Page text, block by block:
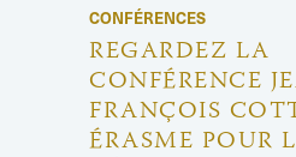
CONFÉRENCES
REGARDEZ LA
CONFÉRENCE
FRANÇOIS
ÉRASME POUR